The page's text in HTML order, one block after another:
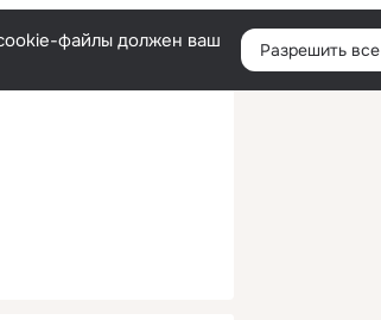
Русский Войти
файлы должен ваш
Разрешить все